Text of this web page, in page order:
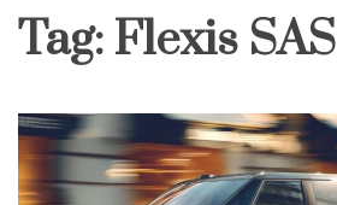
Tag: Flexis SAS